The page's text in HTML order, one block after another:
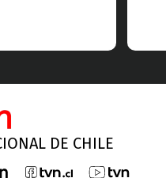
DE CHILE